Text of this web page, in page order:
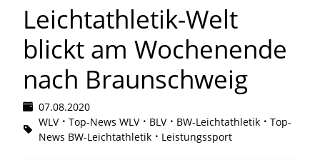
Leichtathletik-Welt
blickt am Wochenende
nach Braunschweig
07.08.2020
WLV
Top-News WLV BLV BW-Leichtathletik
Top-
News BW-Leichtathletik
Leistungssport